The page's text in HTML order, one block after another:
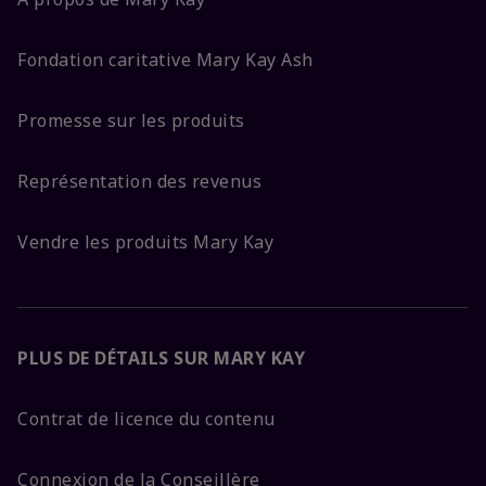
Fondation caritative Mary Kay Ash
Promesse sur les produits
Représentation des revenus
Vendre les produits Mary Kay
PLUS DE DÉTAILS SUR MARY KAY
Contrat de licence du contenu
Connexion de la Conseillère